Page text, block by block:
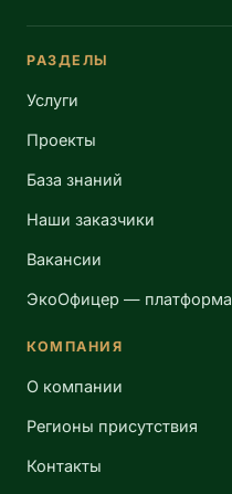
РАЗДЕЛЫ
Услуги
Проекты
База знаний
Наши заказчики
Вакансии
ЭкоОфицер — платформа
КОМПАНИЯ
О компании
Регионы присутствия
Контакты